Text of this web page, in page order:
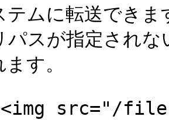
テムに転送でき
パスが指定され
す。
src="/